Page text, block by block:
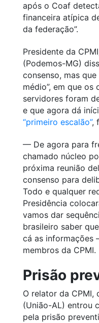
após o Coaf
financeira atípica
da federação”.
Presidente da
(Podemos-MG)
consenso, mas
médio”, em que
servidores foram
e que agora dá
“primeiro escalão”,
— De agora para
chamado núcleo
próxima reunião
consenso para
Todo e qualquer
Presidência
vamos dar
brasileiro saber
cá as informações
membros da CPMI.
Prisão
O relator da CPMI,
(União-AL) entrou
pela prisão